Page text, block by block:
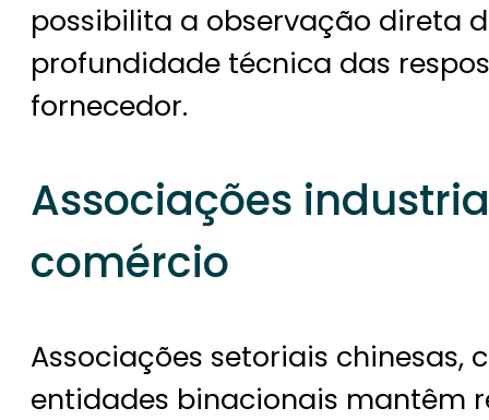
possibilita a observação direta
profundidade técnica das
fornecedor.
Associações
comércio
Associações setoriais
entidades binacionais mantêm